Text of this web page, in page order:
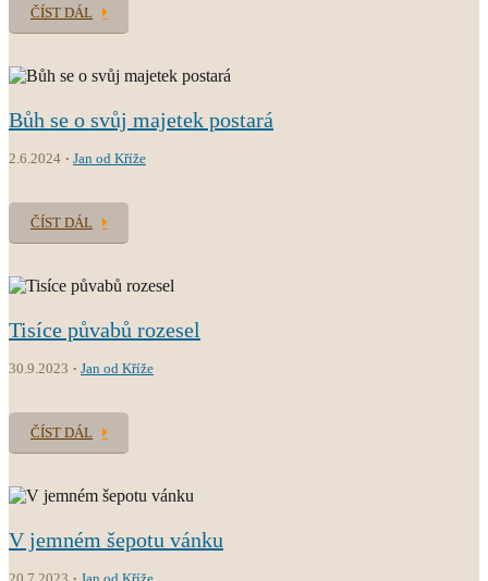
ČÍST DÁL
Bůh se o svůj majetek postará
2.6.2024 Jan od Kříže
ČÍST DÁL
Tisíce půvabů rozesel
30.9.2023 Jan od Kříže
ČÍST DÁL
V jemném šepotu vánku